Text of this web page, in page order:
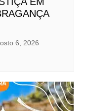
6, 2026